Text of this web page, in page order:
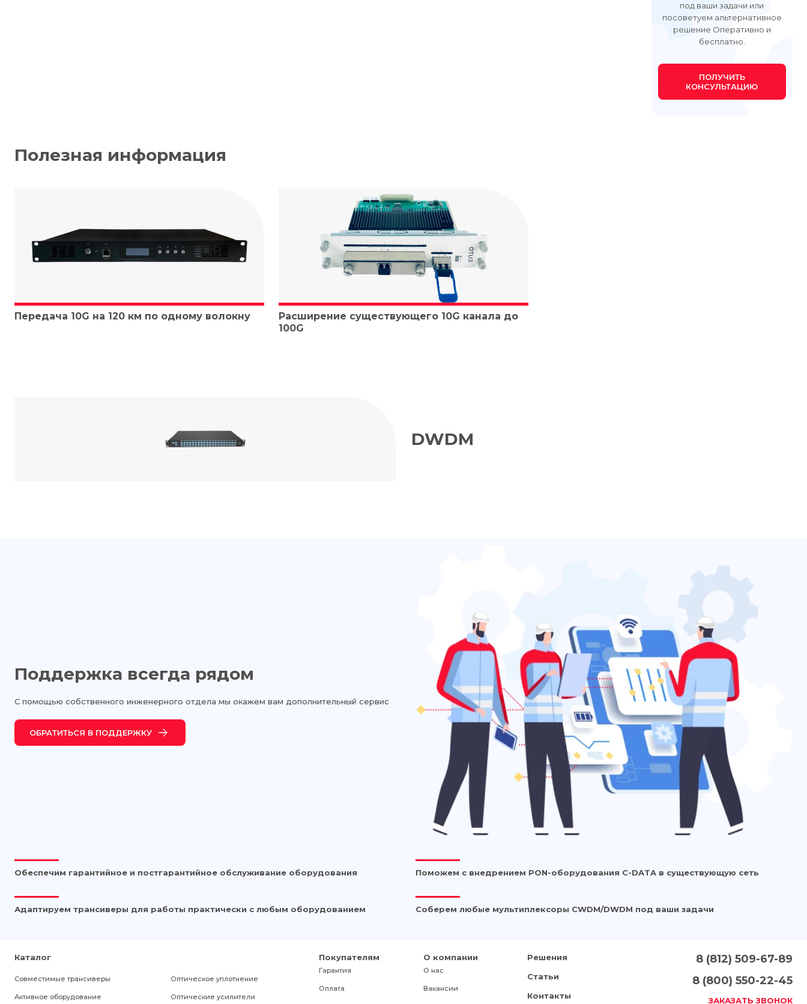
под ваши задачи или
посоветуем альтернативное
решение Оперативно и
бесплатно.
ПОЛУЧИТЬ
КОНСУЛЬТАЦИЮ
Полезная информация
Передача 10G на 120 км по одному волокну
Расширение существующего 10G канала до
100G
DWDM
Поддержка всегда рядом
С помощью собственного инженерного отдела мы окажем вам дополнительный сервис
ОБРАТИТЬСЯ В ПОДДЕРЖКУ
Обеспечим гарантийное и постгарантийное обслуживание оборудования Поможем с внедрением PON-оборудования C-DATA в существующую сеть
Адаптируем трансиверы для работы практически с любым оборудованием Соберем любые мультиплексоры CWDM/DWDM под ваши задачи
Каталог
Совместимые трансиверы
Активное оборудование
Оптическое уплотнение
Оптические усилители
Покупателям
Гарантия
Оплата
О компании
О нас
Вакансии
Решения
Статьи
Контакты
8 (812) 509-67-89
8 (800) 550-22-45
ЗАКАЗАТЬ ЗВОНОК